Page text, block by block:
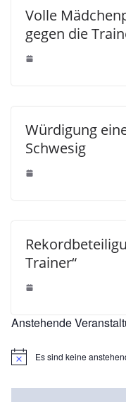
Volle
gegen die
Würdigung
Schwesig
Trainer“
Anstehende
H
Es sind keine